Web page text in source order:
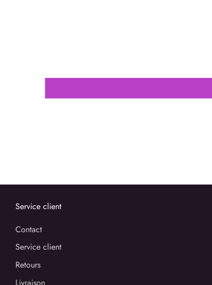
Service client
Contact
Service client
Retours
Livraison